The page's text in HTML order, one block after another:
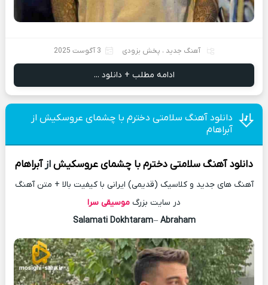
آهنگ جدید ، پخش بزودی 3 آگوست 2025
ادامه مطلب + دانلود ...
دانلود آهنگ سلامتی دخترم با چشمای عروسکیش از
آبراهام
دانلود آهنگسلامتی دخترم با چشمای عروسکیشازآبراهام
آهنگ های جدید و کلاسیک (قدیمی) ایرانی با کیفیت بالا + متن آهنگ
در سایت بزرگ موسیقی سرا
Salamati Dokhtaram– Abraham